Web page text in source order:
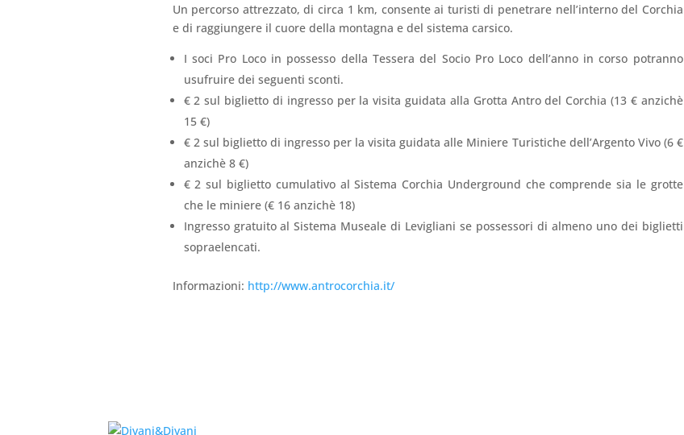
Un percorso attrezzato, di circa 1 km, consente ai turisti di penetrare nell’interno del Corchia
e di raggiungere il cuore della montagna e del sistema carsico.
I soci Pro Loco in possesso della Tessera del Socio Pro Loco dell’anno in corso potranno
usufruire dei seguenti sconti.
€ 2 sul biglietto di ingresso per la visita guidata alla Grotta Antro del Corchia (13 € anzichè
15 €)
€ 2 sul biglietto di ingresso per la visita guidata alle Miniere Turistiche dell’Argento Vivo (6 €
anzichè 8 €)
€ 2 sul biglietto cumulativo al Sistema Corchia Underground che comprende sia le grotte
che le miniere (€ 16 anzichè 18)
Ingresso gratuito al Sistema Museale di Levigliani se possessori di almeno uno dei biglietti
sopraelencati.
Informazioni: http://www.antrocorchia.it/